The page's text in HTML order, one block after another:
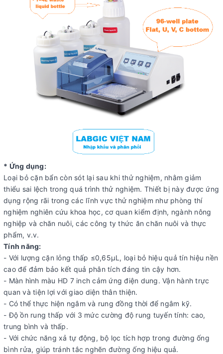
* Ứng dụng:
Loại bỏ cặn bẩn còn sót lại sau khi thử nghiệm, nhằm giảm
thiểu sai lệch trong quá trình thử nghiệm. Thiết bị này được ứng
dụng rộng rãi trong các lĩnh vực thử nghiệm như phòng thí
nghiệm nghiên cứu khoa học, cơ quan kiểm định, ngành nông
nghiệp và chăn nuôi, các công ty thức ăn chăn nuôi và thực
phẩm, v.v.
Tính năng:
- Với lượng cặn lỏng thấp ≤0,65μL, loại bỏ hiệu quả tín hiệu nền
cao để đảm bảo kết quả phân tích đáng tin cậy hơn.
- Màn hình màu HD 7 inch cảm ứng điện dung. Vận hành trực
quan và tiện lợi với giao diện thân thiện.
- Có thể thực hiện ngâm và rung đồng thời để ngâm kỹ.
- Độ ồn rung thấp với 3 mức cường độ rung tuyến tính: cao,
trung bình và thấp.
- Với chức năng xả tự động, bộ lọc tích hợp trong đường ống
bình rửa, giúp tránh tắc nghẽn đường ống hiệu quả.